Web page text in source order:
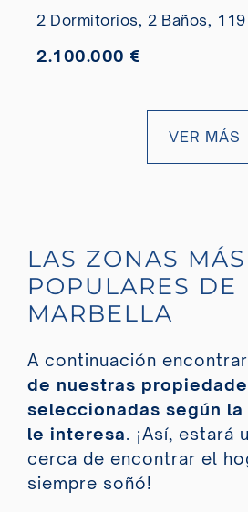
2 Dormitorios, 2 Baños, 119
2.100.000 €
VER MÁS
LAS ZONAS MÁS
POPULARES DE
MARBELLA
A continuación
de nuestras
seleccionadas según la
le interesa. ¡Así, estará
cerca de encontrar el
siempre soñó!